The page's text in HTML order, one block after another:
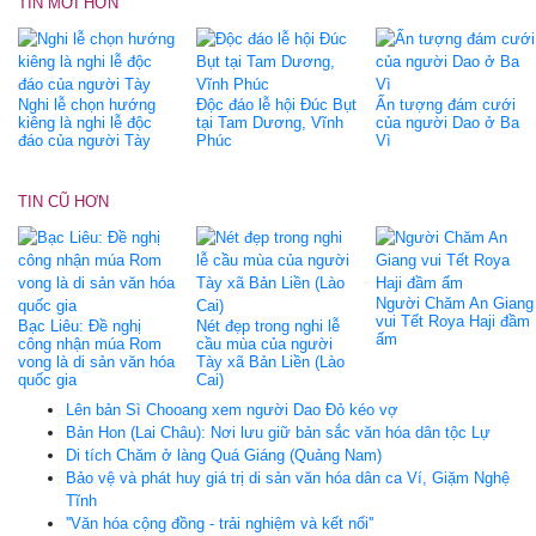
Nghi lễ chọn hướng
kiêng là nghi lễ độc
đáo của người Tày
Độc đáo lễ hội Đúc Bụt
tại Tam Dương, Vĩnh
Phúc
Ấn tượng đám cưới
của người Dao ở Ba
Vì
TIN CŨ HƠN
Bạc Liêu: Đề nghị
công nhận múa Rom
vong là di sản văn hóa
quốc gia
Nét đẹp trong nghi lễ
cầu mùa của người
Tày xã Bản Liền (Lào
Cai)
Người Chăm An Giang
vui Tết Roya Haji đầm
ấm
Lên bản Sì Chooang xem người Dao Đỏ kéo vợ
Bản Hon (Lai Châu): Nơi lưu giữ bản sắc văn hóa dân tộc Lự
Di tích Chăm ở làng Quá Giáng (Quảng Nam)
Bảo vệ và phát huy giá trị di sản văn hóa dân ca Ví, Giặm Nghệ
Tĩnh
''Văn hóa cộng đồng - trải nghiệm và kết nối''